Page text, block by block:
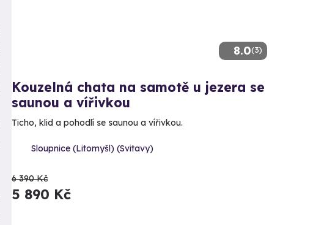
8.0(3)
Kouzelná chata na samotě u jezera se
saunou a vířivkou
Ticho, klid a pohodlí se saunou a vířivkou.
Sloupnice (Litomyšl) (Svitavy)
6 390 Kč
5 890 Kč